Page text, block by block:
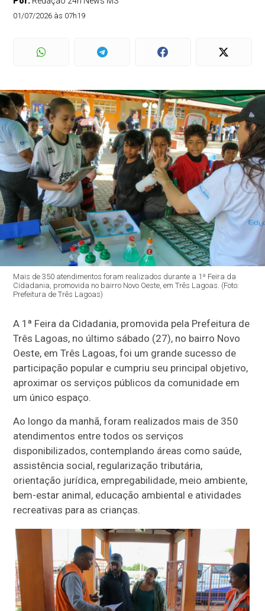
01/07/2026 às 07h19
Mais de 350 atendimentos foram realizados durante a 1ª Feira da
Cidadania, promovida no bairro Novo Oeste, em Três Lagoas. (Foto:
Prefeitura de Três Lagoas)
A 1ª Feira da Cidadania, promovida pela Prefeitura de
Três Lagoas, no último sábado (27), no bairro Novo
Oeste, em Três Lagoas, foi um grande sucesso de
participação popular e cumpriu seu principal objetivo,
aproximar os serviços públicos da comunidade em
um único espaço.
Ao longo da manhã, foram realizados mais de 350
atendimentos entre todos os serviços
disponibilizados, contemplando áreas como saúde,
assistência social, regularização tributária,
orientação jurídica, empregabilidade, meio ambiente,
bem-estar animal, educação ambiental e atividades
recreativas para as crianças.